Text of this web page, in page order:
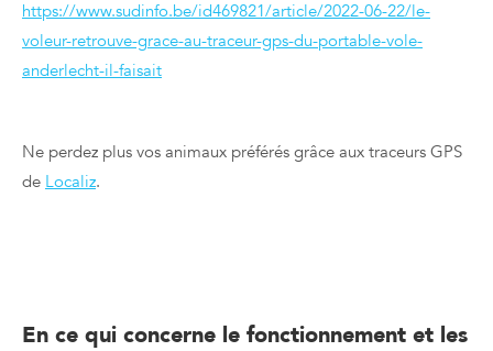
https://www.sudinfo.be/id469821/article/2022-06-22/le-
voleur-retrouve-grace-au-traceur-gps-du-portable-vole-
anderlecht-il-faisait
Ne perdez plus vos animaux préférés grâce aux traceurs GPS
de Localiz.
En ce qui concerne le fonctionnement et les